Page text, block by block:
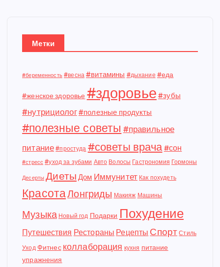
Метки
#беременность #весна #витамины #дыхание #еда
#женское здоровье #здоровье #зубы
#нутрициолог#полезные продукты
#полезные советы #правильное
питание #простуда #советы врача#сон
#стресс #уход за зубами Авто Волосы Гастрономия Гормоны
Десерты Диеты Дом Иммунитет Как похудеть
КрасотаЛонгриды Макияж Машины
Музыка Новый год Подарки Похудение
Путешествия Рестораны Рецепты Спорт Стиль
Уход Фитнес коллаборация кухня питание
упражнения